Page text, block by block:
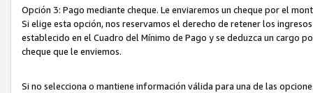
Opción 3: Pago mediante cheque. Le enviaremos un cheque por el
Si elige esta opción, nos reservamos el derecho de retener los
establecido en el Cuadro del Mínimo de Pago y se deduzca un cargo
cheque que le enviemos.
Si no selecciona o mantiene información válida para una de las